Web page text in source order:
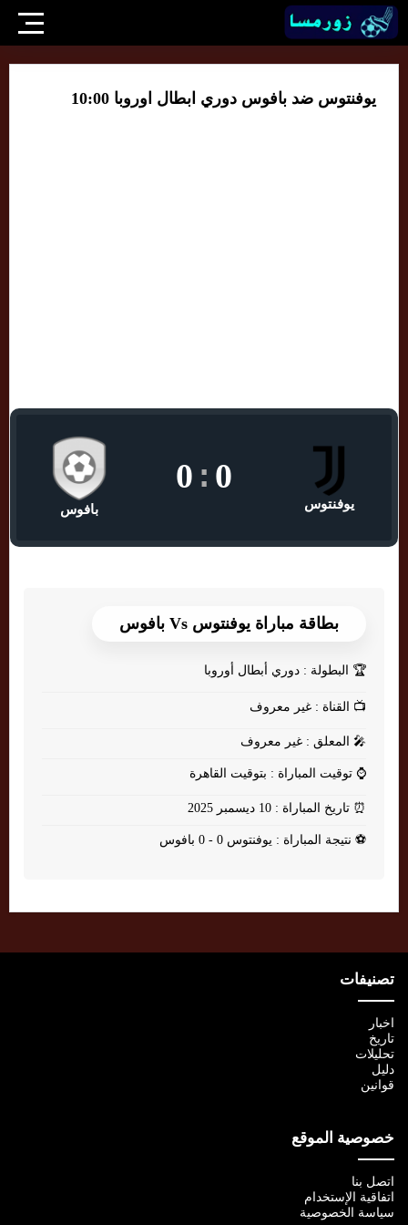
يوفنتوس ضد بافوس دوري ابطال اوروبا 10:00
يوفنتوس
0
:
0
بافوس
بطاقة مباراة يوفنتوس Vs بافوس
🏆 البطولة : دوري أبطال أوروبا
📺 القناة : غير معروف
🎤 المعلق : غير معروف
⌚ توقيت المباراة : بتوقيت القاهرة
⏰ تاريخ المباراة : 10 ديسمبر 2025
⚽ نتيجة المباراة : يوفنتوس 0 - 0 بافوس
تصنيفات
اخبار
تاريخ
تحليلات
دليل
قوانين
خصوصية الموقع
اتصل بنا
اتفاقية الإستخدام
سياسة الخصوصية